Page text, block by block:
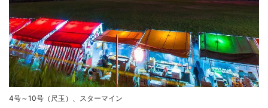
4号～10号（尺玉）、スターマイン